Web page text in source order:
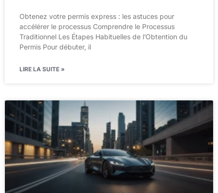
Obtenez votre permis express : les astuces pour
accélérer le processus Comprendre le Processus
Traditionnel Les Étapes Habituelles de l’Obtention du
Permis Pour débuter, il
LIRE LA SUITE »